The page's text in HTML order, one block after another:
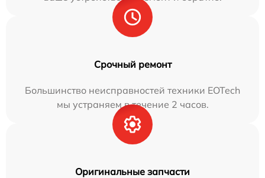
Срочный ремонт
Большинство неисправностей техники EOTech
мы устраняем в течение 2 часов.
Оригинальные запчасти